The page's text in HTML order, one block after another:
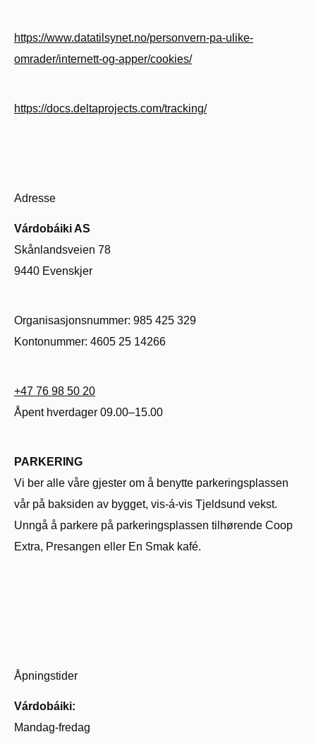
https://www.datatilsynet.no/personvern-pa-ulike-
omrader/internett-og-apper/cookies/
https://docs.deltaprojects.com/tracking/
Adresse
Várdobáiki AS
Skånlandsveien 78
9440 Evenskjer
Organisasjonsnummer: 985 425 329
Kontonummer: 4605 25 14266
+47 76 98 50 20
Åpent hverdager 09.00–15.00
PARKERING
Vi ber alle våre gjester om å benytte parkeringsplassen
vår på baksiden av bygget, vis-á-vis Tjeldsund vekst.
Unngå å parkere på parkeringsplassen tilhørende Coop
Extra, Presangen eller En Smak kafé.
Åpningstider
Várdobáiki:
Mandag-fredag